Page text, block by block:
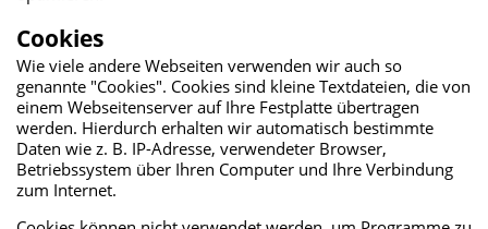
Cookies
Wie viele andere Webseiten verwenden wir auch so
genannte "Cookies". Cookies sind kleine Textdateien, die von
einem Webseitenserver auf Ihre Festplatte übertragen
werden. Hierdurch erhalten wir automatisch bestimmte
Daten wie z. B. IP-Adresse, verwendeter Browser,
Betriebssystem über Ihren Computer und Ihre Verbindung
zum Internet.